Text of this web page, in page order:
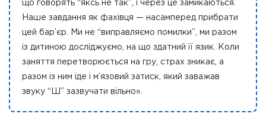
що говорять “яксь не так”, і через це замикаються.
Наше завдання як фахівця — насамперед прибрати
цей бар’єр. Ми не “виправляємо помилки”, ми разом
із дитиною досліджуємо, на що здатний її язик. Коли
заняття перетворюється на гру, страх зникає, а
разом із ним іде і м’язовий затиск, який заважав
звуку “Ш” зазвучати вільно».